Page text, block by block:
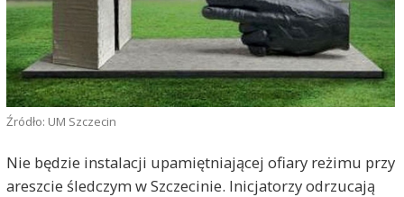
Źródło: UM Szczecin
Nie będzie instalacji upamiętniającej ofiary reżimu przy
areszcie śledczym w Szczecinie. Inicjatorzy odrzucają